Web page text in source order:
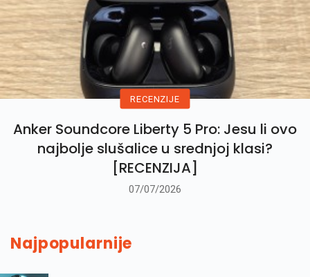
RECENZIJE
Anker Soundcore Liberty 5 Pro: Jesu li ovo
najbolje slušalice u srednjoj klasi?
[RECENZIJA]
07/07/2026
Najpopularnije